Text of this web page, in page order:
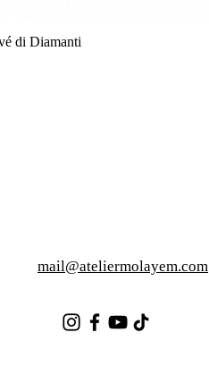
di Diamanti
mail@ateliermolayem.com